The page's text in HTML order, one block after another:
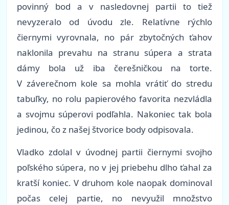
povinný bod a v nasledovnej partii to tiež
nevyzeralo od úvodu zle. Relatívne rýchlo
čiernymi vyrovnala, no pár zbytočných ťahov
naklonila prevahu na stranu súpera a strata
dámy bola už iba čerešničkou na torte.
V záverečnom kole sa mohla vrátiť do stredu
tabuľky, no rolu papierového favorita nezvládla
a svojmu súperovi podľahla. Nakoniec tak bola
jedinou, čo z našej štvorice body odpisovala.
Vladko zdolal v úvodnej partii čiernymi svojho
poľského súpera, no v jej priebehu dlho ťahal za
kratší koniec. V druhom kole naopak dominoval
počas celej partie, no nevyužil množstvo